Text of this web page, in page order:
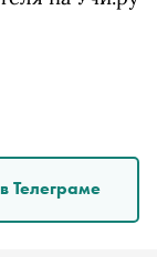
Телеграме